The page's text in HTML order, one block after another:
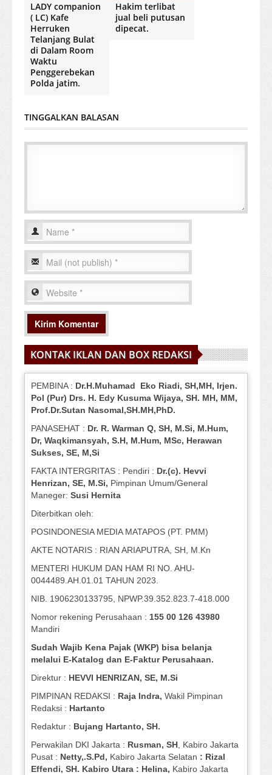
LADY companion
( LC) Kafe
Herruken
Telanjang Bulat
di Dalam Room
Waktu
Penggerebekan
Polda jatim.
Hakim terlibat
jual beli putusan
dipecat.
TINGGALKAN BALASAN
KONTAK IKLAN DAN BOX REDAKSI
PEMBINA : Dr.H.Muhamad Eko Riadi, SH,MH, Irjen.
Pol (Pur) Drs. H. Edy Kusuma Wijaya, SH. MH, MM,
Prof.Dr.Sutan Nasomal,SH.MH,PhD.
PANASEHAT : Dr. R. Warman Q, SH, M.Si, M.Hum,
Dr, Waqkimansyah, S.H, M.Hum, MSc, Herawan
Sukses, SE, M,Si
FAKTA INTERGRITAS : Pendiri : Dr.(c). Hevvi
Henrizan, SE, M.Si, Pimpinan Umum/General
Maneger: Susi Hernita
Diterbitkan oleh:
POSINDONESIA MEDIA MATAPOS (PT. PMM)
AKTE NOTARIS : RIAN ARIAPUTRA, SH, M.Kn
MENTERI HUKUM DAN HAM RI NO. AHU-
0044489.AH.01.01 TAHUN 2023.
NIB. 1906230133795, NPWP.39.352.823.7-418.000
Nomor rekening Perusahaan : 155 00 126 43980
Mandiri
Sudah Wajib Kena Pajak (WKP) bisa belanja
melalui E-Katalog dan E-Faktur Perusahaan.
Direktur : HEVVI HENRIZAN, SE, M.Si
PIMPINAN REDAKSI : Raja Indra, Wakil Pimpinan
Redaksi : Hartanto
Redaktur : Bujang Hartanto, SH.
Perwakilan DKI Jakarta : Rusman, SH, Kabiro Jakarta
Pusat : Netty,.S.Pd, Kabiro Jakarta Selatan : Rizal
Effendi, SH. Kabiro Utara : Helina, Kabiro Jakarta